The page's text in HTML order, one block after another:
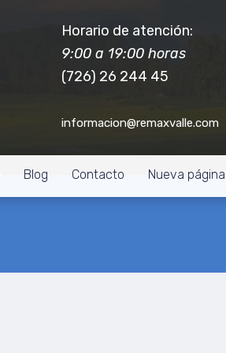
Horario de atención:
9:00 a 19:00 horas
(726) 26 244 45
informacion@remaxvalle.com
Blog Contacto Nueva